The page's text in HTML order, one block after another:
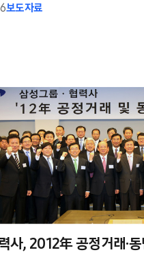
보도자료
사, 2012年 공정거래·